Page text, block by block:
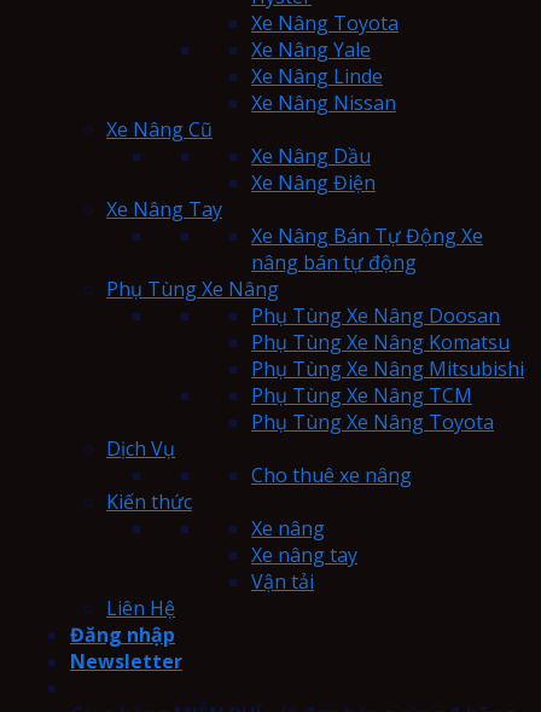
Xe Nâng Toyota
Xe Nâng Yale
Xe Nâng Linde
Xe Nâng Nissan
Xe Nâng Cũ
Xe Nâng Dầu
Xe Nâng Điện
Xe Nâng Tay
Xe Nâng Bán Tự Động Xe
nâng bán tự động
Phụ Tùng Xe Nâng
Phụ Tùng Xe Nâng Doosan
Phụ Tùng Xe Nâng Komatsu
Phụ Tùng Xe Nâng Mitsubishi
Phụ Tùng Xe Nâng TCM
Phụ Tùng Xe Nâng Toyota
Dịch Vụ
Cho thuê xe nâng
Kiến thức
Xe nâng
Xe nâng tay
Vận tải
Liên Hệ
Đăng nhập
Newsletter